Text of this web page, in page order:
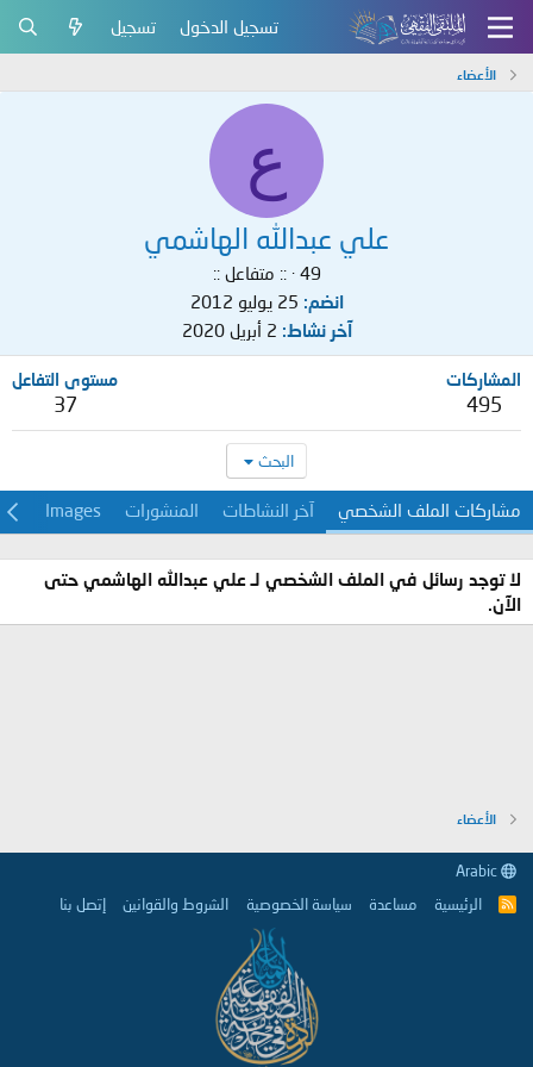
تسجيل الدخول تسجيل
الأعضاء
ع
علي عبدالله الهاشمي
:: متفاعل :: ·49
انضم 25 يوليو 2012
آخر نشاط 2 أبريل 2020
المشاركات
495
مستوى التفاعل
37
البحث
مشاركات الملف الشخصي آخر النشاطات المنشورات Images
لا توجد رسائل في الملف الشخصي لـ علي عبدالله الهاشمي حتى
الآن.
الأعضاء
R
الرئيسية مساعدة سياسة الخصوصية الشروط والقوانين إتصل بنا